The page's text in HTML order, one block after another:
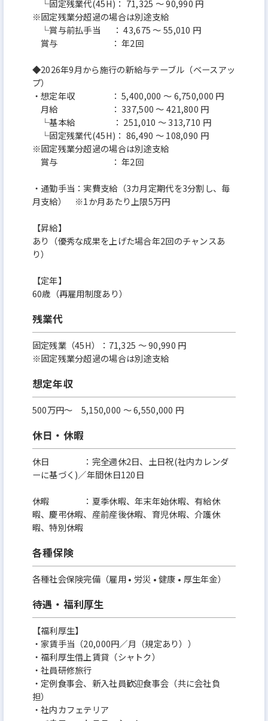
└固定残業代(45H)： 71,325 ～ 90,990 円
※固定残業分超過の場合は別途支給
└賞与前払手当 ： 43,675 ～ 55,010 円
賞与 ： 年2回
◆2026年9月から施行の新給与テーブル（ベースアッ
プ）
・想定年収 ： 5,400,000 ～ 6,750,000 円
月給 ： 337,500 ～ 421,800 円
└基本給 ： 251,010 ～ 313,710 円
└固定残業代(45H)： 86,490 ～ 108,090 円
※固定残業分超過の場合は別途支給
賞与 ： 年2回
・通勤手当：実費支給（3カ月定期代を3分割し、毎
月支給） ※1か月あたり上限5万円
【昇給】
あり（優秀な成果を上げた場合年2回のチャンスあ
り）
【定年】
60歳（再雇用制度あり）
残業代
固定残業（45H）：71,325 ～ 90,990 円
※固定残業分超過の場合は別途支給
想定年収
500万円〜 5,150,000 ～ 6,550,000 円
休日・休暇
休日 ：完全週休2日、土日祝(社内カレンダ
ーに基づく)／年間休日120日
休暇 ：夏季休暇、年末年始休暇、有給休
暇、慶弔休暇、産前産後休暇、育児休暇、介護休
暇、特別休暇
各種保険
各種社会保険完備（雇用 • 労災 • 健康 • 厚生年金）
待遇・福利厚生
【福利厚生】
・家賃手当（20,000円／月（規定あり））
・福利厚生借上賃貸（シャトク）
・社員研修旅行
・定例食事会、新入社員歓迎食事会（共に会社負
担）
・社内カフェテリア